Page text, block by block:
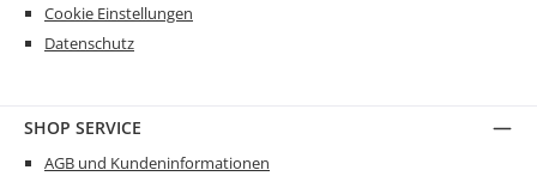
Cookie Einstellungen
Datenschutz
SHOP SERVICE
AGB und Kundeninformationen